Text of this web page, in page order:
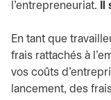
l’entrepreneuriat.
En tant que
frais rattachés à
vos coûts
lancement, des